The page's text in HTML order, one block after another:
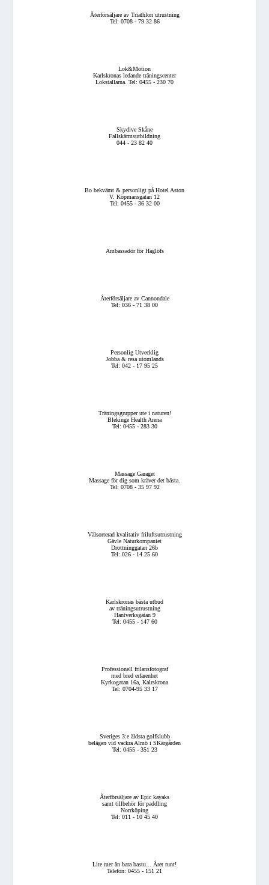
Återförsäljare av Triathlon utrustning
Tel: 0708 - 79 32 86
Lok&Motion
Karlskronas ledande träningscenter
Lokstallarna. Tel: 0455 - 230 70
Skydive Skåne
Fallskärmsutbildning
044 - 23 82 40
Bo bekvämt & personligt på Hotel Aston
V. Köpmansgatan 12
Tel: 0455 - 36 32 00
Ambassadör för Haglöfs
Återförsäljare av Cannondale
Tel: 036 - 71 38 00
Personlig Utvecklig
Jobba & resa utomlands
Tel: 042 - 17 95 25
Träningsgrupper ute i naturen!
Blekinge Health Arena
Tel: 0455 - 283 30
Massage Garaget
Massage för dig som kräver det bästa.
Tel: 0708 - 35 97 92
Välsorterad kvalitativ friluftsutrustning
Gävle Naturkompaniet
Drottninggatan 26b
Tel: 026 - 14 25 60
Karlskronas bästa utbud
av träningsutrustning
Hantverksgatan 9
Tel: 0455 - 147 60
Professionell frilansfotograf
med bred erfarenhet
Kyrkogatan 16a, Kalrskrona
Tel: 0704-95 33 17
Sveriges 3:e äldsta golfklubb
belägen vid vackra Almö i SKärgården
Tel: 0455 - 351 23
Återförsäljare av Epic kayaks
samt tillbehör för paddling
Norrköping
Tel: 011 - 10 45 40
Lite mer än bara bastu... Året runt!
Telefon: 0455 - 151 21